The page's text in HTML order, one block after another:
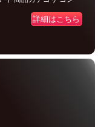
詳細はこちら